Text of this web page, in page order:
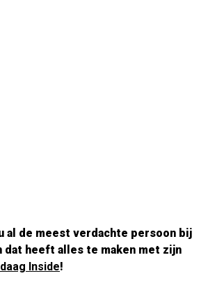
al de meest verdachte persoon bij
dat heeft alles te maken met zijn
Inside!